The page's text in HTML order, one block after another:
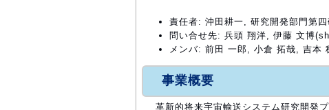
責任者: 沖田耕一, 研究開発部門第四
問い合せ先: 兵頭 翔洋, 伊藤 文博
メンバ: 前田 一郎, 小倉 拓哉, 吉本
事業概要
革新的将来宇宙輸送システム研究開発